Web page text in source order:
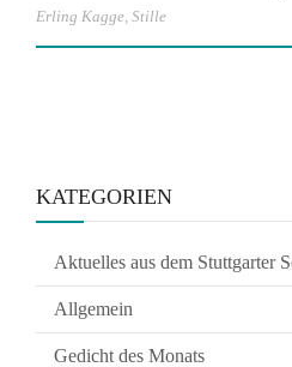
Erling Kagge, Stille
KATEGORIEN
Aktuelles aus dem Stuttgarter
Allgemein
Gedicht des Monats